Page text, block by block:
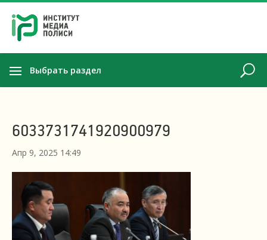
Выбрать раздел
6033731741920900979
Апр 9, 2025 14:49